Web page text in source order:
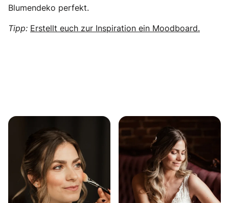
Blumendeko perfekt.
Tipp: Erstellt euch zur Inspiration ein Moodboard.